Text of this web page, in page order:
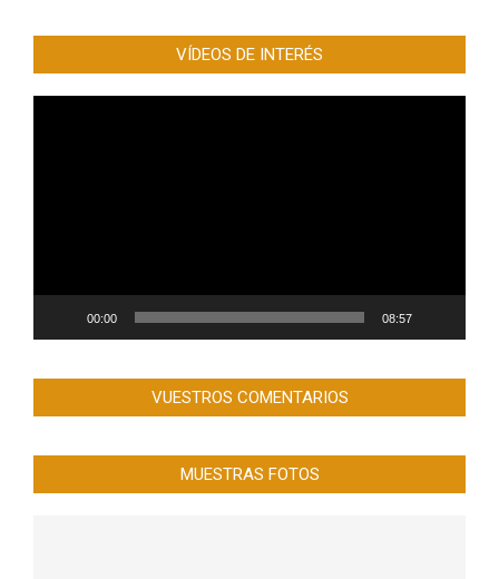
VÍDEOS DE INTERÉS
00:00 08:57
VUESTROS COMENTARIOS
MUESTRAS FOTOS